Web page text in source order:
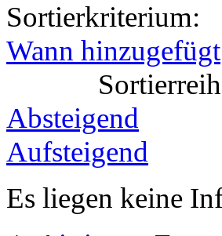
Sortierkriterium:
Wann hinzugefügt
Absteigend
Aufsteigend
Es liegen keine